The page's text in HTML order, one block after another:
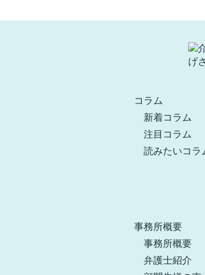
コラム
新着コラム
注目コラム
読みたいコラ
事務所概要
事務所概要
弁護士紹介